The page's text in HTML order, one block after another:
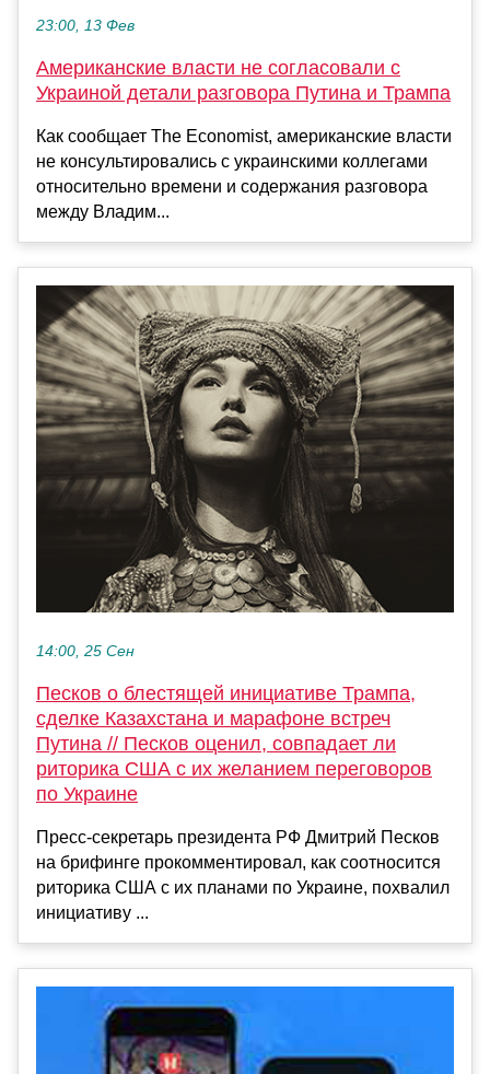
23:00, 13 Фев
Американские власти не согласовали с
Украиной детали разговора Путина и Трампа
Как сообщает The Economist, американские власти
не консультировались с украинскими коллегами
относительно времени и содержания разговора
между Владим...
14:00, 25 Сен
Песков о блестящей инициативе Трампа,
сделке Казахстана и марафоне встреч
Путина // Песков оценил, совпадает ли
риторика США с их желанием переговоров
по Украине
Пресс-секретарь президента РФ Дмитрий Песков
на брифинге прокомментировал, как соотносится
риторика США с их планами по Украине, похвалил
инициативу ...